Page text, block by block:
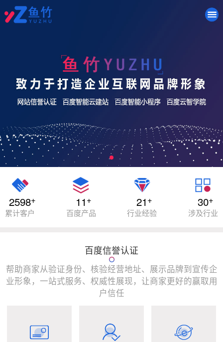
2598+
累计客户
11+
百度产品
21+
行业经验
30+
涉及行业
百度信誉认证
帮助商家从验证身份、核验经营地址、展示品牌到宣传企
业形象，一站式服务、权威性展现，让商家更好的赢取用
户信任